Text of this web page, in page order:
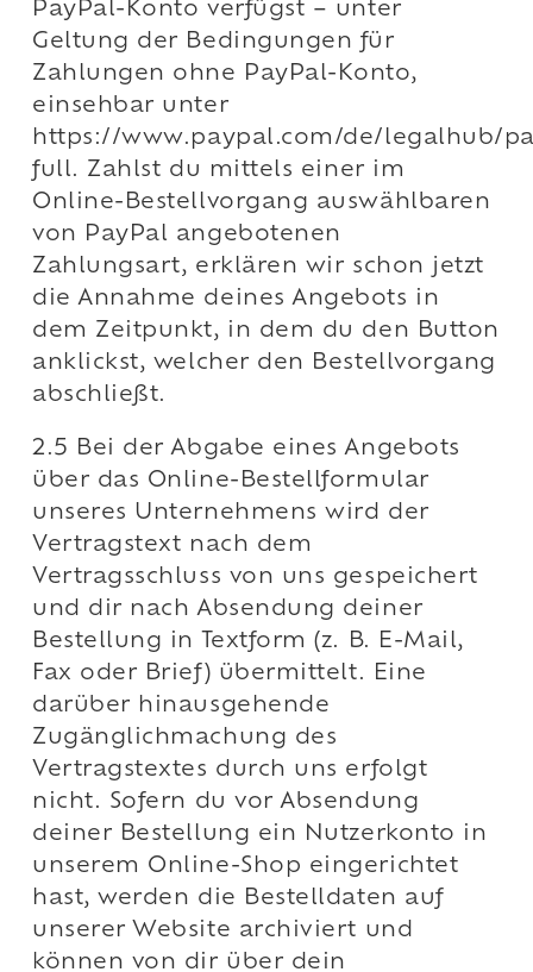
PayPal-Konto verfügst – unter
Geltung der Bedingungen für
Zahlungen ohne PayPal-Konto,
einsehbar unter
https://www.paypal.com/de/legalhub/
full. Zahlst du mittels einer im
Online-Bestellvorgang auswählbaren
von PayPal angebotenen
Zahlungsart, erklären wir schon jetzt
die Annahme deines Angebots in
dem Zeitpunkt, in dem du den Button
anklickst, welcher den Bestellvorgang
abschließt.
2.5 Bei der Abgabe eines Angebots
über das Online-Bestellformular
unseres Unternehmens wird der
Vertragstext nach dem
Vertragsschluss von uns gespeichert
und dir nach Absendung deiner
Bestellung in Textform (z. B. E-Mail,
Fax oder Brief) übermittelt. Eine
darüber hinausgehende
Zugänglichmachung des
Vertragstextes durch uns erfolgt
nicht. Sofern du vor Absendung
deiner Bestellung ein Nutzerkonto in
unserem Online-Shop eingerichtet
hast, werden die Bestelldaten auf
unserer Website archiviert und
können von dir über dein